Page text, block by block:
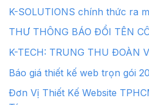
K-SOLUTIONS chính thức ra
THƯ THÔNG BÁO ĐỔI TÊN
K-TECH: TRUNG THU ĐOÀN
Báo giá thiết kế web trọn gói
Đơn Vị Thiết Kế Website